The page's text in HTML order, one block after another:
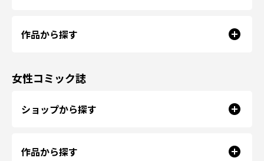
作品から探す
女性コミック誌
ショップから探す
作品から探す